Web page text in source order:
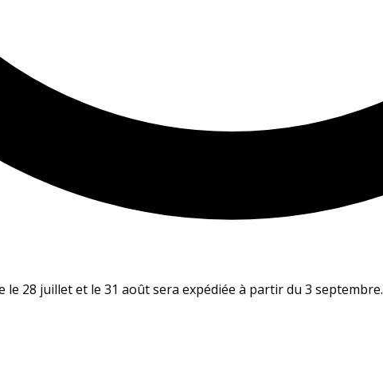
28 juillet et le 31 août sera expédiée à partir du 3 septembre.